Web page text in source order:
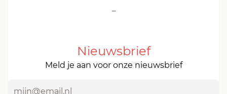
-
Nieuwsbrief
Meld je aan voor onze nieuwsbrief